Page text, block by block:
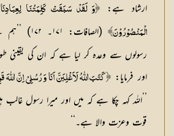
ارشاد ہے:
﴿وَ لَقَدْ سَبَقَتْ كَلِمَتُنَا
الْمَنْصُوْرُوْنَ﴾
(الصافات:
رسولوں سے وعدہ کر لیا ہے کہ ان کی یقینی
اور فرمایا: ﴿كَتَبَ اللّٰهُ لَاَغْلِبَنَّ اَنَا وَ رُسُلِيْ اِنَّ اللّٰهَ
’’اللہ کہہ چکا ہے کہ میں اور میرا رسول
قوت وعزت والا ہے۔‘‘